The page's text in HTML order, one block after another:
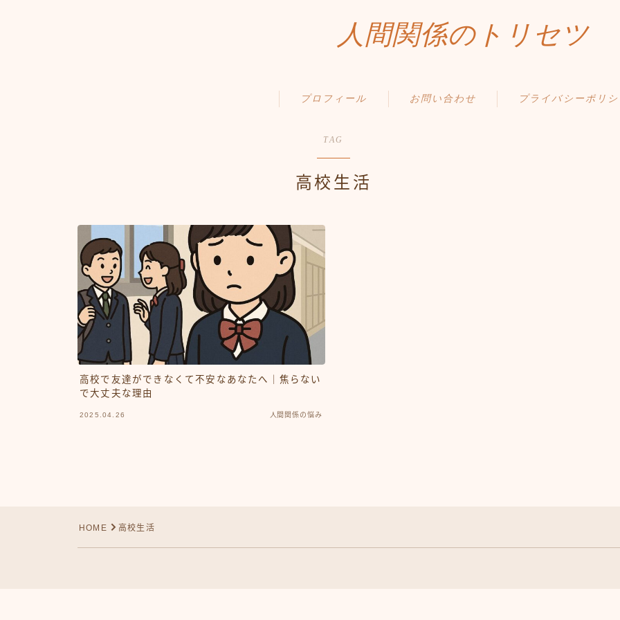
人間関係のトリセツ
プロフィール お問い合わせ プライバシーポリシ
TAG
高校生活
高校で友達ができなくて不安なあなたへ｜焦らない
で大丈夫な理由
2025.04.26 人間関係の悩み
HOME 高校生活